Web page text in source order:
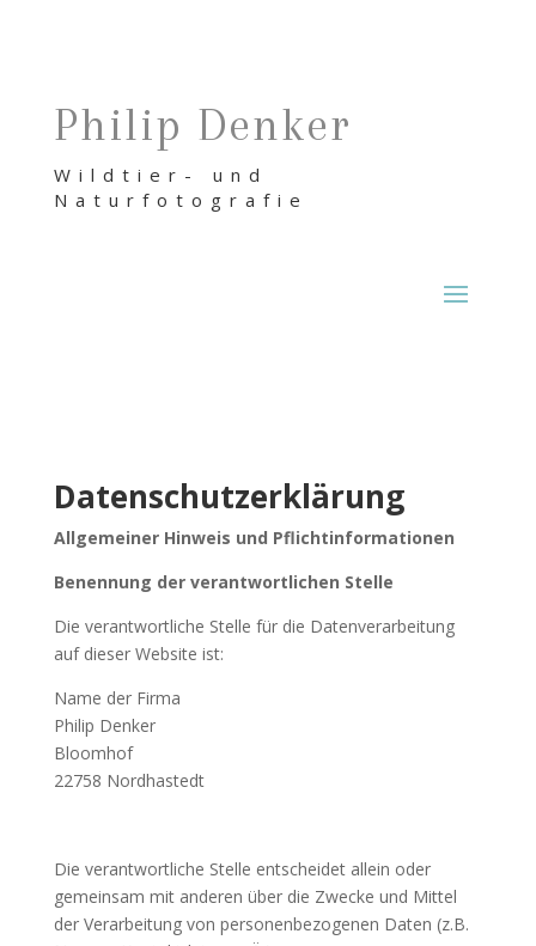
Philip Denker
Wildtier- und
Naturfotografie
Datenschutzerklärung
Allgemeiner Hinweis und Pflichtinformationen
Benennung der verantwortlichen Stelle
Die verantwortliche Stelle für die Datenverarbeitung
auf dieser Website ist:
Name der Firma
Philip Denker
Bloomhof
22758 Nordhastedt
Die verantwortliche Stelle entscheidet allein oder
gemeinsam mit anderen über die Zwecke und Mittel
der Verarbeitung von personenbezogenen Daten (z.B.